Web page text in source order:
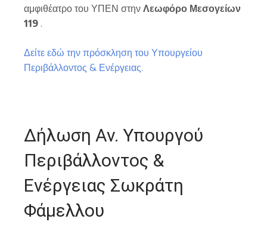
αμφιθέατρο του ΥΠΕΝ στην Λεωφόρο Μεσογείων
119 .
Δείτε εδώ την πρόσκληση του Υπουργείου
Περιβάλλοντος & Ενέργειας.
Δήλωση Αν. Υπουργού
Περιβάλλοντος &
Ενέργειας Σωκράτη
Φάμελλου